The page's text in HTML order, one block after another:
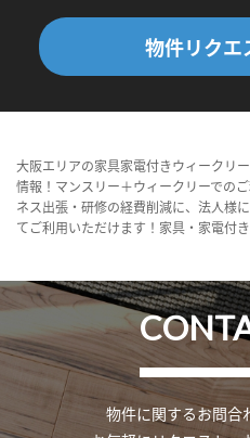
物件リクエ
大阪エリアの家具家電付きウィークリ
情報！マンスリー＋ウィークリーでの
ネス出張・研修の経費削減に、法人様
てご利用いただけます！家具・家電付
物件に関するお問合